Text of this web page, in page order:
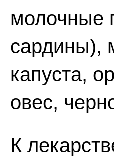
молочные
сардины),
капуста,
овес,
К